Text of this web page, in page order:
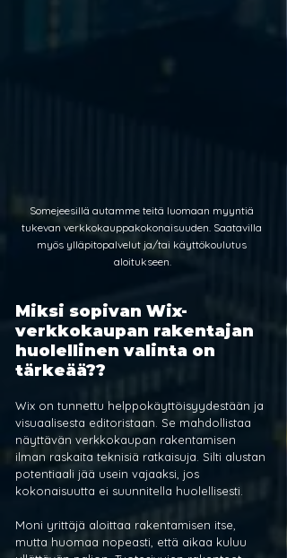
Somejeesillä autamme teitä luomaan myyntiä
tukevan verkkokauppakokonaisuuden. Saatavilla
myös ylläpitopalvelut ja/tai käyttökoulutus
aloitukseen.
Miksi sopivan Wix-
verkkokaupan rakentajan
huolellinen valinta on
tärkeää??
Wix on tunnettu helppokäyttöisyydestään ja
visuaalisesta editoristaan. Se mahdollistaa
näyttävän verkkokaupan rakentamisen
ilman raskaita teknisiä ratkaisuja. Silti alustan
potentiaali jää usein vajaaksi, jos
kokonaisuutta ei suunnitella huolellisesti.
Moni yrittäjä aloittaa rakentamisen itse,
mutta huomaa nopeasti, että aikaa kuluu